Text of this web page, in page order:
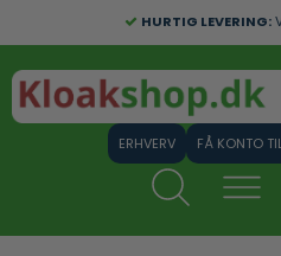
HURTIG LEVERING:
FÅ KONTO